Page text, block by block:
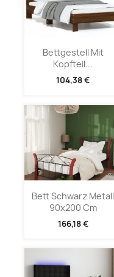
Bettgestell Mit
Kopfteil...
104,38 €
Bett Schwarz Metall
90x200 Cm
166,18 €